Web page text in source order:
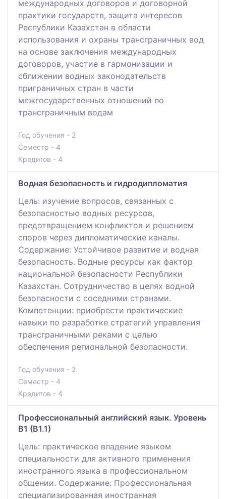
международных договоров и договорной
практики государств, защита интересов
Республики Казахстан в области
использования и охраны трансграничных вод
на основе заключения международных
договоров, участие в гармонизации и
сближении водных законодательств
приграничных стран в части
межгосударственных отношений по
трансграничным водам
Год обучения - 2
Семестр - 4
Кредитов - 4
Водная безопасность и гидродипломатия
Цель: изучение вопросов, связанных с
безопасностью водных ресурсов,
предотвращением конфликтов и решением
споров через дипломатические каналы.
Содержание: Устойчивое развитие и водная
безопасность. Водные ресурсы как фактор
национальной безопасности Республики
Казахстан. Сотрудничество в целях водной
безопасности с соседними странами.
Компетенции: приобреcти практические
навыки по разработке стратегий управления
трансграничными реками с целью
обеспечения региональной безопасности.
Год обучения - 2
Семестр - 4
Кредитов - 4
Профессиональный английский язык. Уровень
В1 (В1.1)
Цель: практическое владение языком
специальности для активного применения
иностранного языка в профессиональном
общении. Содержание: Профессиональная
специализированная иностранная